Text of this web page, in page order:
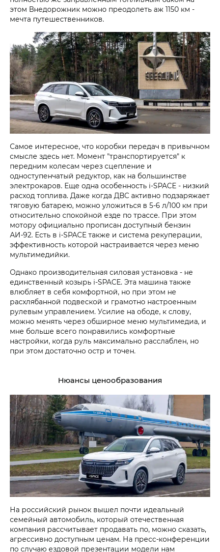
этом Внедорожник можно преодолеть аж 1150 км -
мечта путешественников.
Самое интересное, что коробки передач в привычном
смысле здесь нет. Момент "транспортируется" к
передним колесам через сцепление и
одноступенчатый редуктор, как на большинстве
электрокаров. Еще одна особенность i‑SPACE - низкий
расход топлива. Даже когда ДВС активно подзаряжает
тяговую батарею, можно уложиться в 5-6 л/100 км при
относительно спокойной езде по трассе. При этом
мотору официально прописан доступный бензин
АИ-92. Есть в i‑SPACE также и система рекуперации,
эффективность которой настраивается через меню
мультимедийки.
Однако производительная силовая установка - не
единственный козырь i‑SPACE. Эта машина также
влюбляет в себя комфортной, но при этом не
расхлябанной подвеской и грамотно настроенным
рулевым управлением. Усилие на ободе, к слову,
можно менять через обширное меню мультимедиа, и
мне больше всего понравились комфортные
настройки, когда руль максимально расслаблен, но
при этом достаточно остр и точен.
Нюансы ценообразования
На российский рынок вышел почти идеальный
семейный автомобиль, который отечественная
компания рассчитывает продавать по, можно сказать,
агрессивно доступным ценам. На пресс-конференции
по случаю ездовой презентации модели нам